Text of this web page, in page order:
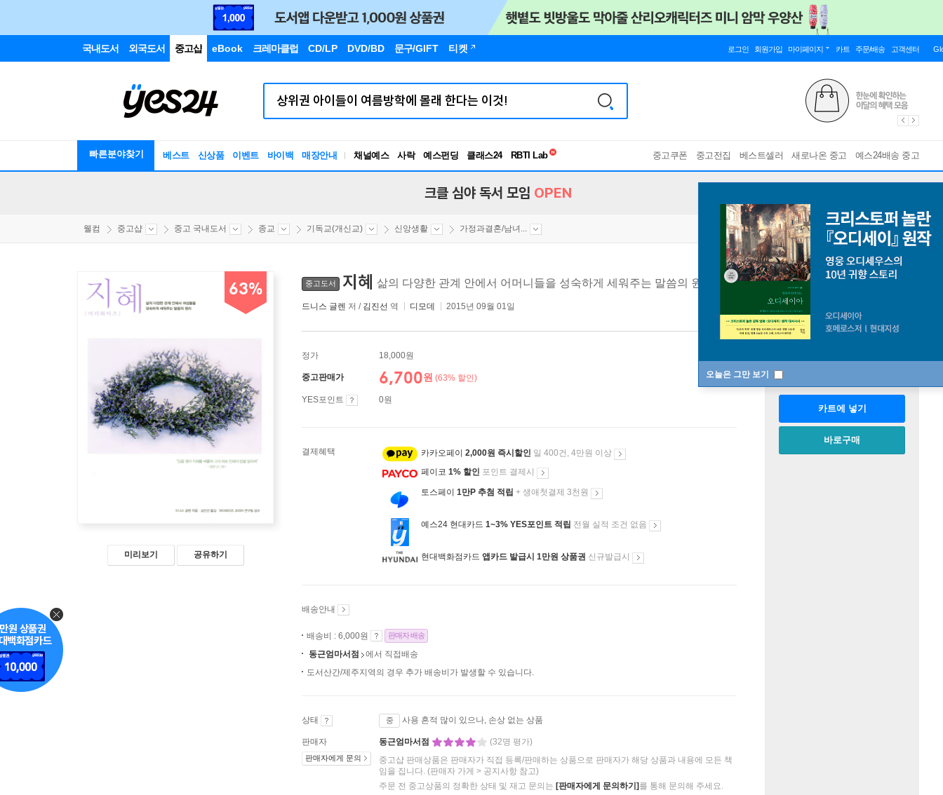
국내도서 외국도서 중고샵 eBook 크레마클럽 CD/LP DVD/BD 문구/GIFT 티켓 로그인 회원가입 마이페이지 카트 주문/배송 고객센터
빠른분야찾기 베스트 신상품 이벤트 바이백 매장안내 채널예스 사락 예스펀딩 클래스24
독서유형검사
중고쿠폰 중고전집 베스트셀러 새로나온 중고 예스24배송 중고
오늘은 그만 보기
크클 심야 독서 모임 OPEN
웰컴 중고샵 중고 국내도서 종교 기독교(개신교) 신앙생활 가정과결혼/남녀...
63%
미리보기 공유하기
중고도서 지혜 삶의 다양한 관계 안에서 어머니들을 성숙하게 세워주는 말씀의 원리
드니스 글렌 저 / 김진선 역 디모데 2015년 09월 01일
정가 18,000원
중고판매가 6,700원 (63% 할인)
YES포인트 0원
결제혜택 카카오페이 2,000원 즉시할인 일 400건, 4만원 이상
페이코 1% 할인 포인트 결제시
토스페이 1만P 추첨 적립 + 생애첫결제 3천원
예스24 현대카드 1~3% YES포인트 적립 전월 실적 조건 없음
현대백화점카드 앱카드 발급시 1만원 상품권 신규발급시
배송안내
배송비 : 6,000원 판매자 배송
동근엄마서점
에서 직접배송
도서산간/제주지역의 경우 추가 배송비가 발생할 수 있습니다.
상태 중 사용 흔적 많이 있으나, 손상 없는 상품
판매자
판매자에게 문의
동근엄마서점
(32명 평가)
중고샵 판매상품은 판매자가 직접 등록/판매하는 상품으로 판매자가 해당 상품과 내용에 모든 책
임을 집니다. (판매자 가게 > 공지사항 참고)
주문 전 중고상품의 정확한 상태 및 재고 문의는 [판매자에게 문의하기] 를 통해 문의해 주세요.
수량
카트에 넣기
바로구매